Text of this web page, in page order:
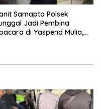
Samapta Polsek
Jadi Pembina
di Yaspend Mulia,